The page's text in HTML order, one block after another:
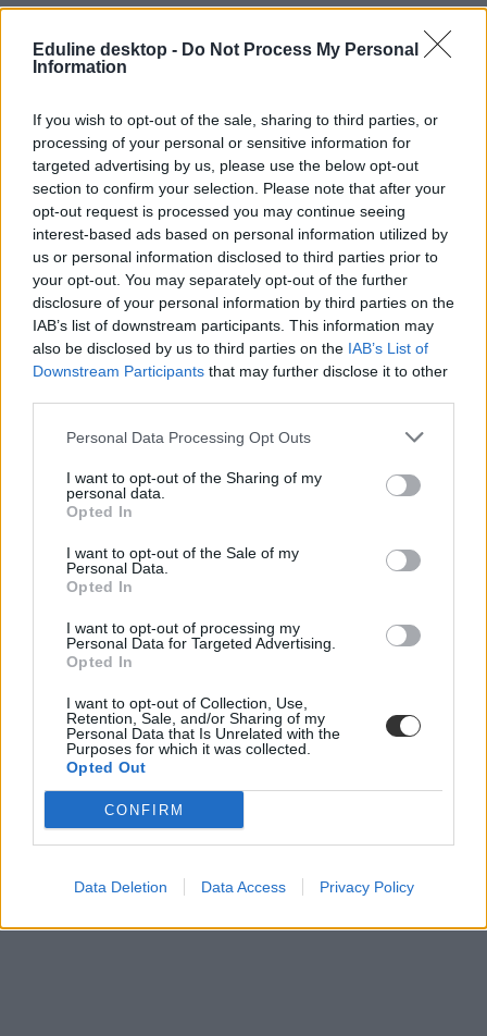
Eduline desktop - Do Not Process My Personal
Information
If you wish to opt-out of the sale, sharing to third parties, or
processing of your personal or sensitive information for
targeted advertising by us, please use the below opt-out
section to confirm your selection. Please note that after your
opt-out request is processed you may continue seeing
interest-based ads based on personal information utilized by
us or personal information disclosed to third parties prior to
your opt-out. You may separately opt-out of the further
disclosure of your personal information by third parties on the
IAB’s list of downstream participants. This information may
also be disclosed by us to third parties on the IAB’s List of
Downstream Participants that may further disclose it to other
Personal Data Processing Opt Outs
I want to opt-out of the Sharing of my
personal data.
Opted In
I want to opt-out of the Sale of my
Personal Data.
Opted In
I want to opt-out of processing my
Personal Data for Targeted Advertising.
Opted In
I want to opt-out of Collection, Use,
Retention, Sale, and/or Sharing of my
Personal Data that Is Unrelated with the
Purposes for which it was collected.
Opted Out
CONFIRM
Data Deletion Data Access Privacy Policy
tüntetés
demonstráció
új felsőoktatási törvény